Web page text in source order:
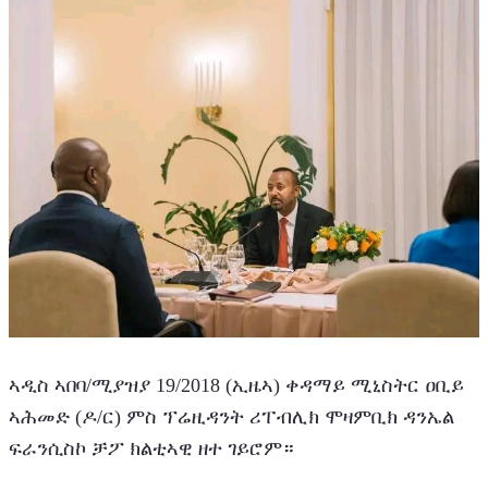
ኣዲስ ኣበባ/ሚያዝያ 19/2018 (ኢዜኣ) ቀዳማይ ሚኒስትር ዐቢይ
ኣሕመድ (ዶ/ር) ምስ ፕሬዚዳንት ሪፐብሊክ ሞዛምቢክ ዳንኤል
ፍራንሲስኮ ቻፖ ክልቲኣዊ ዘተ ገይሮም።